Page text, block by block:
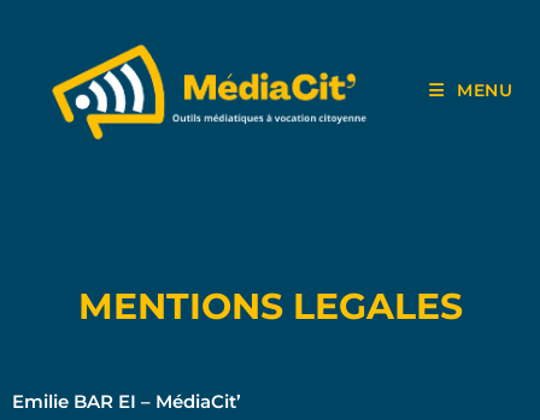
MENU
MENTIONS LEGALES
Emilie BAR EI – MédiaCit’